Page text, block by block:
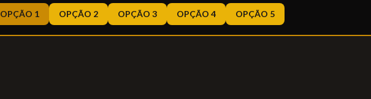
OPÇÃO 1 OPÇÃO 2 OPÇÃO 3 OPÇÃO 4 OPÇÃO 5